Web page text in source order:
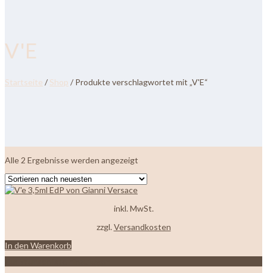
V'E
Startseite / Shop / Produkte verschlagwortet mit „V'E“
Alle 2 Ergebnisse werden angezeigt
sortiert
inkl. MwSt.
zzgl. Versandkosten
In den Warenkorb